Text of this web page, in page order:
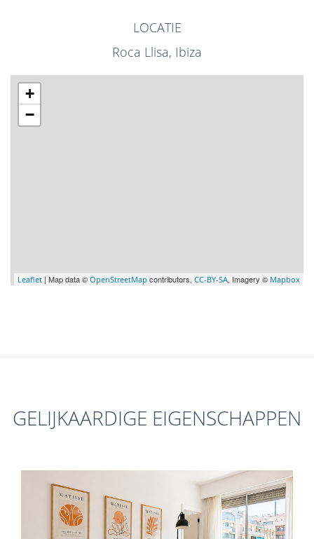
LOCATIE
Roca Llisa, Ibiza
+
−
Leaflet | Map data © OpenStreetMap contributors, CC-BY-SA, Imagery © Mapbox
GELIJKAARDIGE EIGENSCHAPPEN